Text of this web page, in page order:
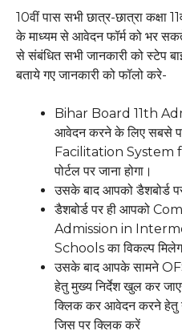
10वीं पास सभी छात्र-छात्रा कक्षा
के माध्यम से आवेदन फॉर्म को भर
से संबंधित सभी जानकारी को स्टेप
बताये गए जानकारी को फॉलो करे-
Bihar Board 11th
आवेदन करने के लिए सबसे
Facilitation System
पोर्टल पर जाना होगा।
उसके बाद आपको डैशबोर्ड
डैशबोर्ड पर ही आपको
Admission in
Schools का विकल्प
उसके बाद आपके सामने
हेतु मुख्य निर्देश खुल कर
क्लिक कर आवेदन करने हेतु
जिस पर क्लिक करें